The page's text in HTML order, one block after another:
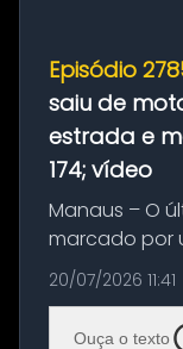
Episódio
saiu de
estrada e
174; vídeo
Manaus – O
marcado por
resultou na
BR-174, na
com destino
20/07/2026 11:41
Ouça o texto